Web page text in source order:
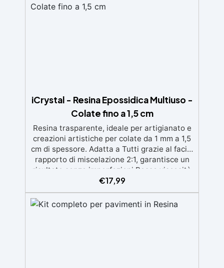
iCrystal - Resina Epossidica Multiuso -
Colate fino a 1,5 cm
Resina trasparente, ideale per artigianato e
creazioni artistiche per colate da 1 mm a 1,5
cm di spessore. Adatta a Tutti grazie al facile
rapporto di miscelazione 2:1, garantisce un
risultato senza imperfezioni Bassa viscosità
per colate senza bolle, compatibile con
legno, silicone, vetro, metallo e altri
materiali. Certificata post-catalisi atossica e
sicura per il contatto con la pelle, Bpa Free e
€17,99